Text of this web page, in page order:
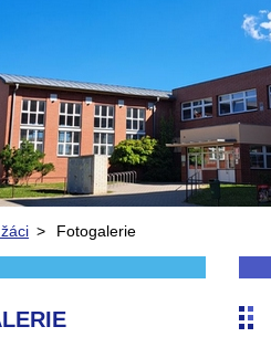
> Fotogalerie